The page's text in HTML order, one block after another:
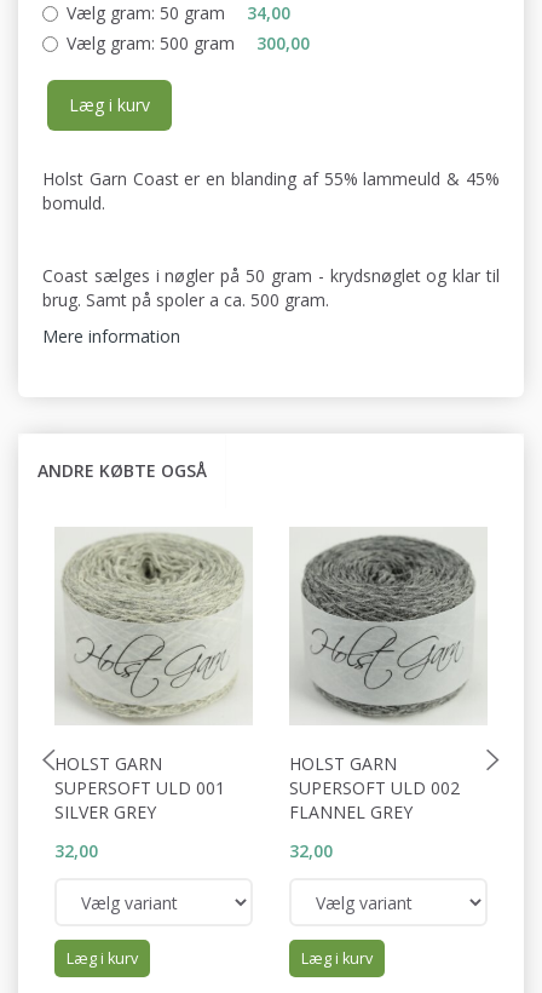
Vælg gram: 50 gram
34,00
Vælg gram: 500 gram 300,00
Læg i kurv
Holst Garn Coast er en blanding af 55% lammeuld & 45%
bomuld.
Coast sælges i nøgler på 50 gram - krydsnøglet og klar til
brug. Samt på spoler a ca. 500 gram.
Mere information
ANDRE KØBTE OGSÅ
HOLST GARN
SUPERSOFT ULD 001
SILVER GREY
32,00
Læg i kurv
HOLST GARN
SUPERSOFT ULD 002
FLANNEL GREY
32,00
Læg i kurv